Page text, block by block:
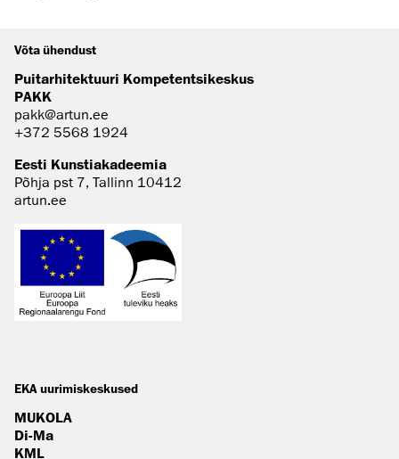
Võta ühendust
Puitarhitektuuri Kompetentsikeskus
PAKK
pakk@artun.ee
+372 5568 1924
Eesti Kunstiakadeemia
Põhja pst 7, Tallinn 10412
artun.ee
EKA uurimiskeskused
MUKOLA
Di-Ma
KML